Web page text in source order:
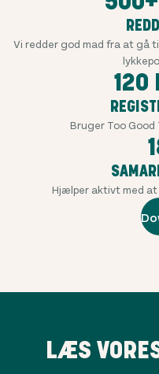
Vi redder god mad fra at gå
120
Bruger Too Good
Hjælper aktivt med
LÆS